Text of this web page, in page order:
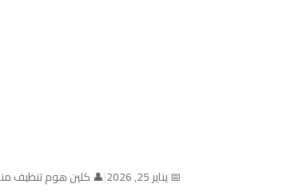
📅 يناير 25, 2026 |👤 كلين هوم تنظيف